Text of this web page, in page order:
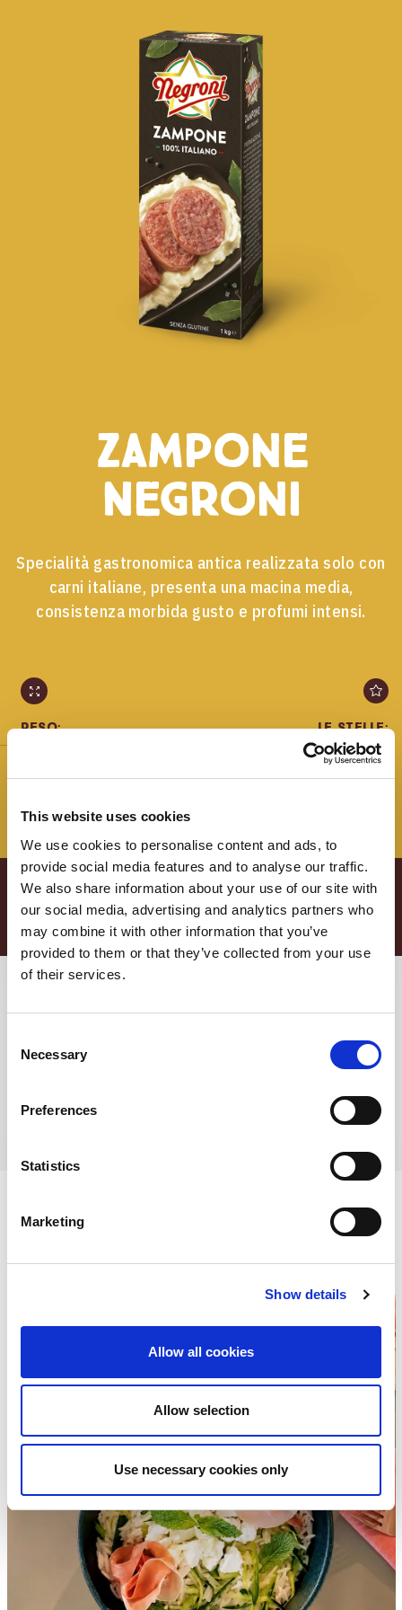
This website uses cookies
We use cookies to personalise content and ads, to
provide social media features and to analyse our traffic.
We also share information about your use of our site with
our social media, advertising and analytics partners who
may combine it with other information that you’ve
provided to them or that they’ve collected from your use
of their services.
Selection
Necessary
Preferences
Statistics
Marketing
Show details
Allow all cookies
Allow selection
Use necessary cookies only
Specialità di Zibello e Stagionate
Peso:
Zampone
Negroni
Specialità gastronomica antica realizzata solo con
carni italiane, presenta una macina media,
consistenza morbida gusto e profumi intensi.
Le stelle:
SENZA GLUTINESENZA
GLUTAMMATO AGGIUNTO
Gli abbinamentiche non ti
aspetti
Negroni